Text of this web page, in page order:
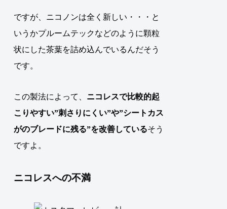
ですが、ニコノンは全く新しい・・・と
いうかプルームテックなどのように顆粒
状にした茶葉を詰め込んでいるんだそう
です。
この製法によって、 ニコレスで比較的起
こりやすい”刺さりにくい”や”シートカス
がのブレードに残る”を改善しているそう
ですよ。
ニコレスへの不満